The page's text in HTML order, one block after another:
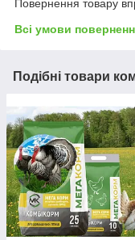
Повернення товару
Всі умови
Подібні товари